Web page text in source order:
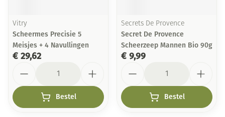
Vitry
Scheermes Precisie 5
Meisjes + 4 Navullingen
€ 29,62
Bestel
Secrets De Provence
Secret De Provence
Scheerzeep Mannen Bio 90g
€ 9,99
Bestel